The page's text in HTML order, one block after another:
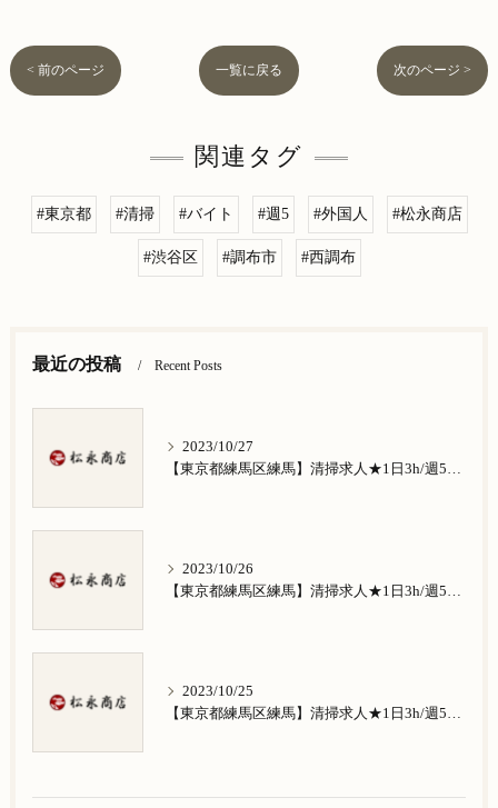
< 前のページ 一覧に戻る 次のページ >
関連タグ
#東京都 #清掃 #バイト #週5 #外国人 #松永商店
#渋谷区 #調布市 #西調布
最近の投稿 Recent Posts
2023/10/27
【東京都練馬区練馬】清掃求人★1日3h/週5日/祝日お休み★谷原在住の方歓迎
2023/10/26
【東京都練馬区練馬】清掃求人★1日3h/週5日/祝日お休み★南田中在住の方歓迎
2023/10/25
【東京都練馬区練馬】清掃求人★1日3h/週5日/祝日お休み★南大泉在住の方歓迎